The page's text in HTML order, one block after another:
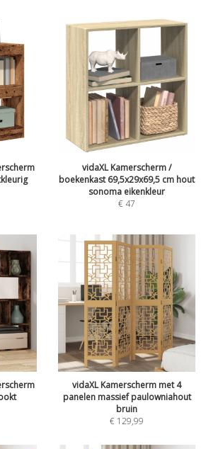
vidaXL Kamerscherm /
boekenkast 69,5x29x69,5 cm hout
sonoma eikenkleur
€47
vidaXL Kamerscherm met 4
panelen massief paulowniahout
bruin
€ 129,99